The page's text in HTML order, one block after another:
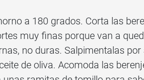
a 180 grados. Corta las
muy finas porque van a
no duras. Salpimentalas
de oliva. Acomoda las